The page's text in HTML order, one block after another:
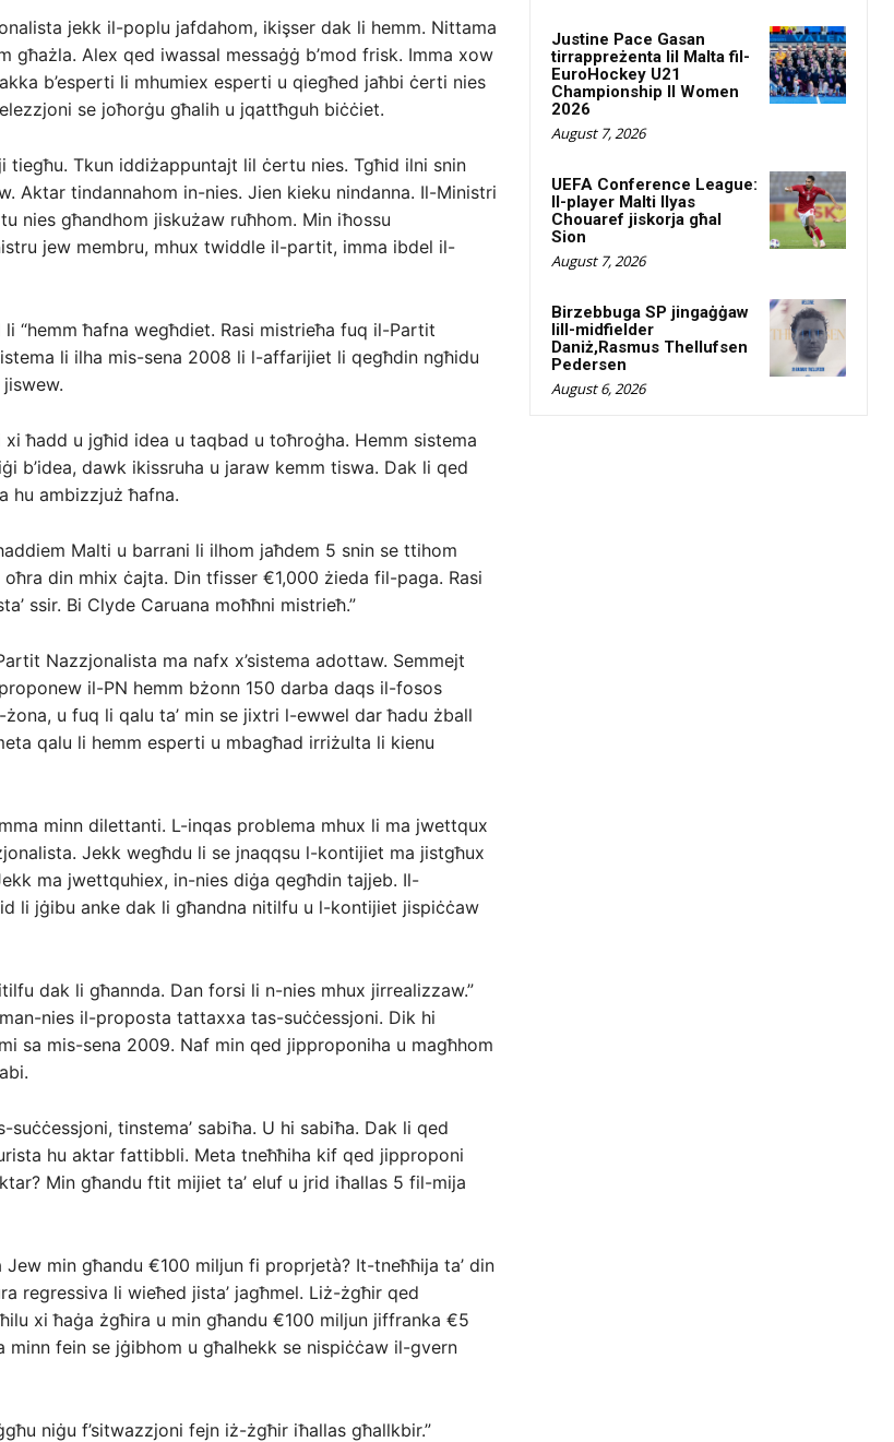
jekk il-poplu jafdahom, ikişser dak li hemm. Nittama
għażla. Alex qed iwassal messaġġ b’mod frisk. Imma xow
b’esperti li mhumiex esperti u qiegħed jaħbi ċerti nies
se joħorġu għalih u jqattħguh biċċiet.
tiegħu. Tkun iddiżappuntajt lil ċertu nies. Tgħid ilni snin
Aktar tindannahom in-nies. Jien kieku nindanna. Il-Ministri
nies għandhom jiskużaw ruħhom. Min iħossu
jew membru, mhux twiddle il-partit, imma ibdel il-
“hemm ħafna wegħdiet. Rasi mistrieħa fuq il-Partit
li ilha mis-sena 2008 li l-affarijiet li qegħdin ngħidu
ħadd u jgħid idea u taqbad u toħroġha. Hemm sistema
b’idea, dawk ikissruha u jaraw kemm tiswa. Dak li qed
hu ambizzjuż ħafna.
Malti u barrani li ilhom jaħdem 5 snin se ttihom
oħra din mhix ċajta. Din tfisser €1,000 żieda fil-paga. Rasi
ssir. Bi Clyde Caruana moħħni mistrieħ.”
Nazzjonalista ma nafx x’sistema adottaw. Semmejt
il-PN hemm bżonn 150 darba daqs il-fosos
u fuq li qalu ta’ min se jixtri l-ewwel dar ħadu żball
qalu li hemm esperti u mbagħad irriżulta li kienu
minn dilettanti. L-inqas problema mhux li ma jwettqux
Jekk wegħdu li se jnaqqsu l-kontijiet ma jistgħux
ma jwettquhiex, in-nies diġa qegħdin tajjeb. Il-
li jġibu anke dak li għandna nitilfu u l-kontijiet jispiċċaw
dak li għannda. Dan forsi li n-nies mhux jirrealizzaw.”
nies il-proposta tattaxxa tas-suċċessjoni. Dik hi
sa mis-sena 2009. Naf min qed jipproponiha u magħhom
tinstema’ sabiħa. U hi sabiħa. Dak li qed
hu aktar fattibbli. Meta tneħħiha kif qed jipproponi
Min għandu ftit mijiet ta’ eluf u jrid iħallas 5 fil-mija
Jew min għandu €100 miljun fi proprjetà? It-tneħħija ta’ din
regressiva li wieħed jista’ jagħmel. Liż-żgħir qed
xi ħaġa żgħira u min għandu €100 miljun jiffranka €5
minn fein se jġibhom u għalhekk se nispiċċaw il-gvern
niġu f’sitwazzjoni fejn iż-żgħir iħallas għallkbir.”
Justine Pace Gasan
tirrappreżenta lil Malta fil-
EuroHockey U21
Championship II Women
2026
August 7, 2026
UEFA Conference League:
Il-player Malti Ilyas
Chouaref jiskorja għal
Sion
August 7, 2026
Birzebbuga SP jingaġġaw
lill-midfielder
Daniż,Rasmus Thellufsen
Pedersen
August 6, 2026